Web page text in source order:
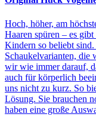
Hoch, höher, am
Haaren spüren – es
Kindern so beliebt sind.
Schaukelvarianten, die
wir wie immer darauf,
auch für körperlich
uns nicht zu kurz. So
Lösung. Sie brauchen
haben eine große